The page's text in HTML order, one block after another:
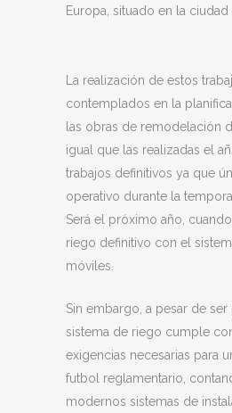
Europa, situado en la ciudad
La realización de estos
contemplados en la
las obras de remodelación
igual que las realizadas el
trabajos definitivos ya que
operativo durante la
Será el próximo año, cuando
riego definitivo con el
móviles.
Sin embargo, a pesar de ser
sistema de riego cumple
exigencias necesarias para
futbol reglamentario,
modernos sistemas de